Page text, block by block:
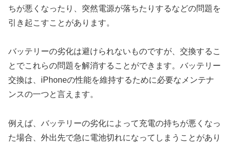
ちが悪くなったり、突然電源が落ちたりするなどの問題を
引き起こすことがあります。
バッテリーの劣化は避けられないものですが、交換するこ
とでこれらの問題を解消することができます。バッテリー
交換は、iPhoneの性能を維持するために必要なメンテナ
ンスの一つと言えます。
例えば、バッテリーの劣化によって充電の持ちが悪くなっ
た場合、外出先で急に電池切れになってしまうことがあり